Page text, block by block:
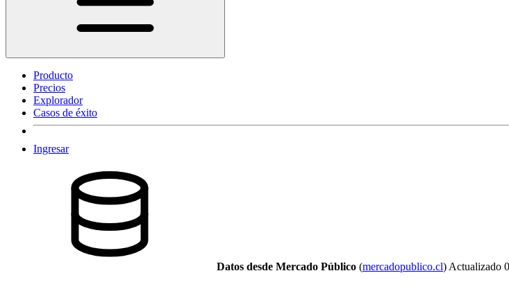
Producto
Precios
Explorador
Casos de éxito
Ingresar
Datos desde Mercado Público (mercadopublico.cl) Actualizado